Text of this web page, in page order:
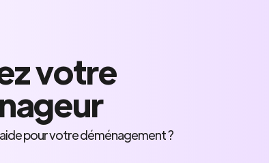
votre
pour votre déménagement ?